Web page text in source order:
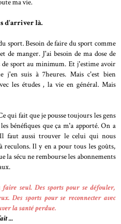
ma vie.
d'arriver là.
sport. Besoin de faire du sport comme
de manger. J'ai besoin de ma dose de
sport au minimum. Et j'estime avoir
j'en suis à 7heures. Mais c'est bien
les études , la vie en général. Mais
qui fait que je pousse toujours les gens
bénéfiques que ça m'a apporté. On a
faut aussi trouver le celui qui nous
reculons. Il y en a pour tous les goûts,
la sécu ne rembourse les abonnements
faire seul. Des sports pour se défouler,
Des sports pour se reconnecter avec
la santé perdue.
...